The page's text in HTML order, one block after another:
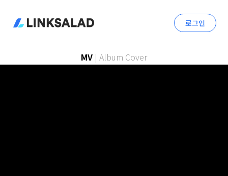
로그인
MV | Album Cover